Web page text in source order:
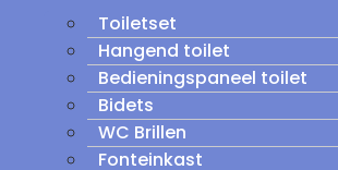
Toiletset
Hangend toilet
Bedieningspaneel toilet
Bidets
WC Brillen
Fonteinkast